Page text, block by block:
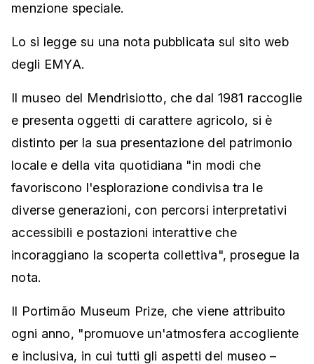
menzione speciale.
Lo si legge su una nota pubblicata sul sito web
degli EMYA.
Il museo del Mendrisiotto, che dal 1981 raccoglie
e presenta oggetti di carattere agricolo, si è
distinto per la sua presentazione del patrimonio
locale e della vita quotidiana "in modi che
favoriscono l'esplorazione condivisa tra le
diverse generazioni, con percorsi interpretativi
accessibili e postazioni interattive che
incoraggiano la scoperta collettiva", prosegue la
nota.
Il Portimão Museum Prize, che viene attribuito
ogni anno, "promuove un'atmosfera accogliente
e inclusiva, in cui tutti gli aspetti del museo –